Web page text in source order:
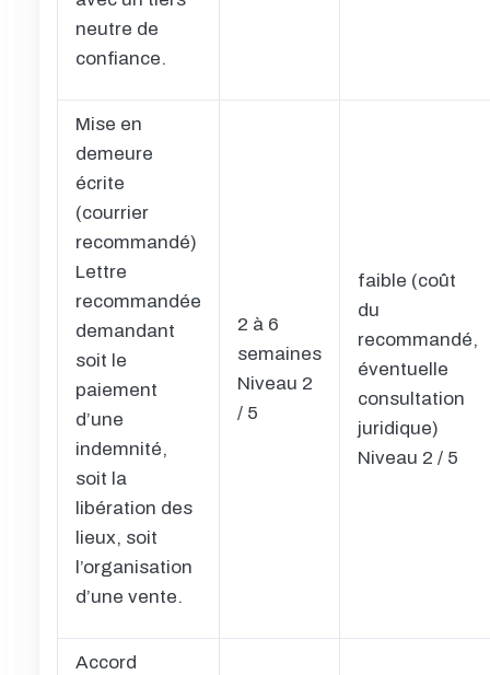
neutre de
confiance.
Mise en
demeure
écrite
(courrier
recommandé)
Lettre
recommandée
demandant
soit le
paiement
d’une
indemnité,
soit la
libération des
lieux, soit
l’organisation
d’une vente.
2 à 6
semaines
Niveau 2
/ 5
faible (coût
du
recommandé,
éventuelle
consultation
juridique)
Niveau 2 / 5
Accord